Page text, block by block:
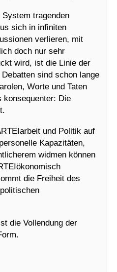
tragenden
sich in infiniten
verlieren, mit
doch nur sehr
wird, ist die Linie der
sind schon lange
Worte und Taten
konsequenter: Die
und Politik auf
Kapazitäten,
widmen können
die Freiheit des
die Vollendung der